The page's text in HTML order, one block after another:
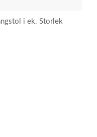
i ek. Storlek